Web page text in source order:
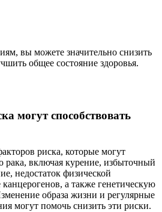
вы можете значительно снизить
общее состояние здоровья.
могут способствовать
риска, которые могут
рака, включая курение, избыточный
недостаток физической
канцерогенов, а также генетическую
образа жизни и регулярные
могут помочь снизить эти риски.